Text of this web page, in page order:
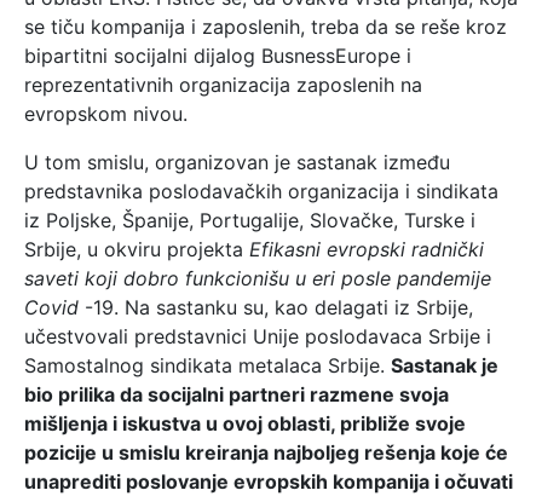
se tiču kompanija i zaposlenih, treba da se reše kroz
bipartitni socijalni dijalog BusnessEurope i
reprezentativnih organizacija zaposlenih na
evropskom nivou.
U tom smislu, organizovan je sastanak između
predstavnika poslodavačkih organizacija i sindikata
iz Poljske, Španije, Portugalije, Slovačke, Turske i
Srbije, u okviru projekta Efikasni evropski radnički
saveti koji dobro funkcionišu u eri posle pandemije
Covid -19. Na sastanku su, kao delagati iz Srbije,
učestvovali predstavnici Unije poslodavaca Srbije i
Samostalnog sindikata metalaca Srbije. Sastanak je
bio prilika da socijalni partneri razmene svoja
mišljenja i iskustva u ovoj oblasti, približe svoje
pozicije u smislu kreiranja najboljeg rešenja koje će
unaprediti poslovanje evropskih kompanija i očuvati